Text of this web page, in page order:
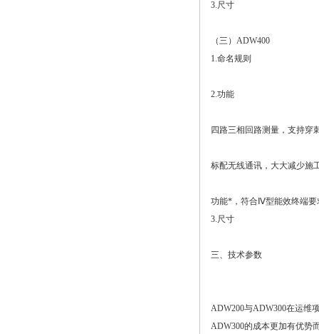
3.尺寸
（三）ADW400
1.命名规则
2.功能
四路三相回路测量，支持穿
标配无线通讯，大大减少施
功能*，符合Ⅳ型能效终端要
3.尺寸
三、技术参数
ADW200与ADW300在运维
ADW300的成本更加有优势